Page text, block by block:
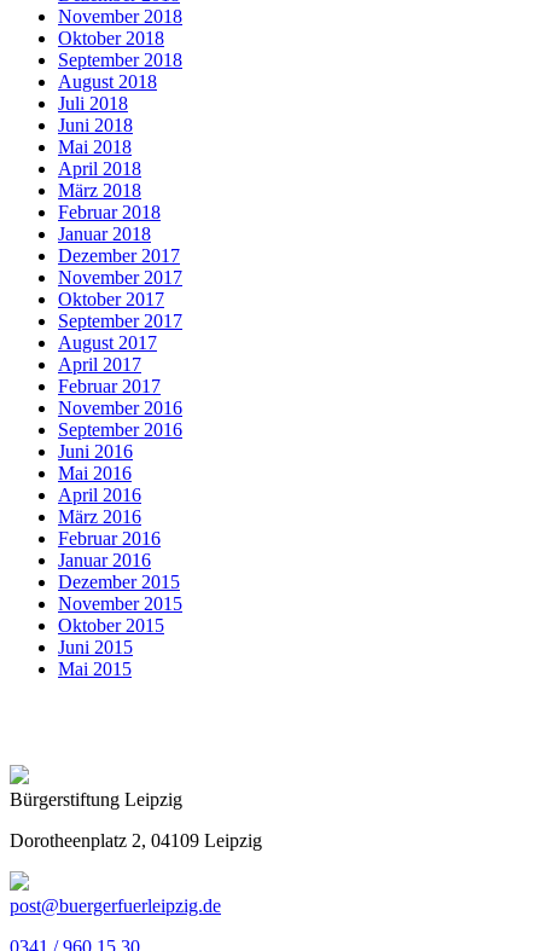
November 2018
Oktober 2018
September 2018
August 2018
Juli 2018
Juni 2018
Mai 2018
April 2018
März 2018
Februar 2018
Januar 2018
Dezember 2017
November 2017
Oktober 2017
September 2017
August 2017
April 2017
Februar 2017
November 2016
September 2016
Juni 2016
Mai 2016
April 2016
März 2016
Februar 2016
Januar 2016
Dezember 2015
November 2015
Oktober 2015
Juni 2015
Mai 2015
Bürgerstiftung Leipzig
Dorotheenplatz 2, 04109 Leipzig
post@buergerfuerleipzig.de